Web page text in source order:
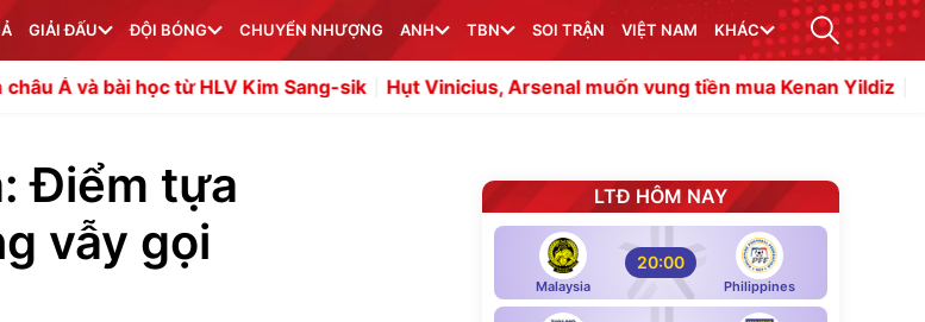
GIẢI ĐẤU ĐỘI BÓNG CHUYỂN NHƯỢNG ANH TBN SOI TRẬN VIỆT NAM KHÁC
học từ HLV Kim Sang-sik Hụt Vinicius, Arsenal muốn vung tiền mua Kenan Yildiz Tuyển Việt
Điểm tựa
vẫy gọi
LTĐ HÔM NAY
Malaysia
20:00
Philippines